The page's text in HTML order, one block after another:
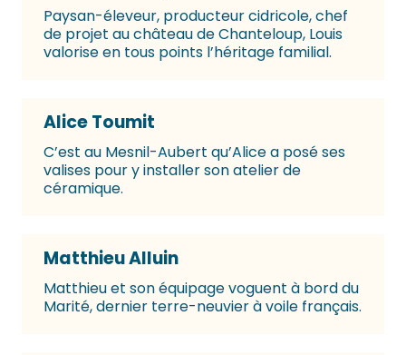
Paysan-éleveur, producteur cidricole, chef
de projet au château de Chanteloup, Louis
valorise en tous points l’héritage familial.
Alice Toumit
C’est au Mesnil-Aubert qu’Alice a posé ses
valises pour y installer son atelier de
céramique.
Matthieu Alluin
Matthieu et son équipage voguent à bord du
Marité, dernier terre-neuvier à voile français.